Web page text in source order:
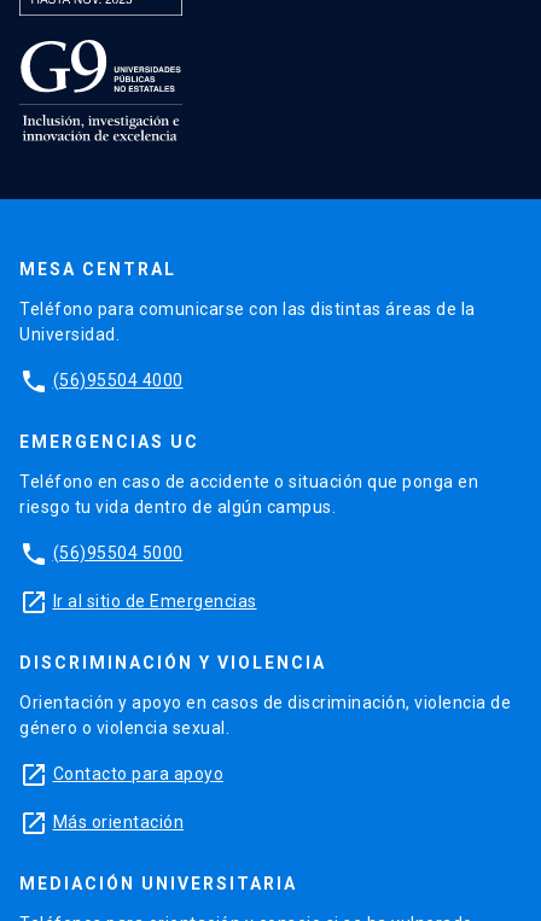
MESA CENTRAL
Teléfono para comunicarse con las distintas áreas de la
Universidad.
phone (56)95504 4000
EMERGENCIAS UC
Teléfono en caso de accidente o situación que ponga en
riesgo tu vida dentro de algún campus.
phone (56)95504 5000
launch Ir al sitio de Emergencias
DISCRIMINACIÓN Y VIOLENCIA
Orientación y apoyo en casos de discriminación, violencia de
género o violencia sexual.
launch Contacto para apoyo
launch Más orientación
MEDIACIÓN UNIVERSITARIA